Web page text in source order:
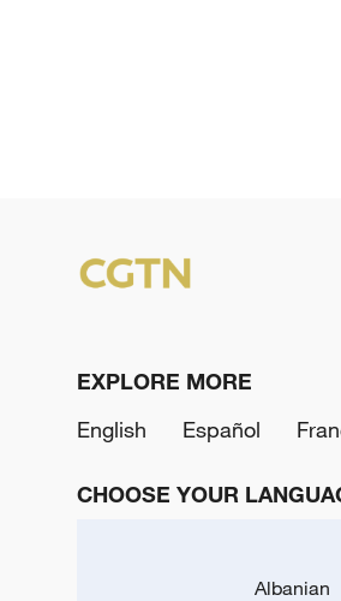
EXPLORE MORE
English
Español
CHOOSE YOUR
Albanian